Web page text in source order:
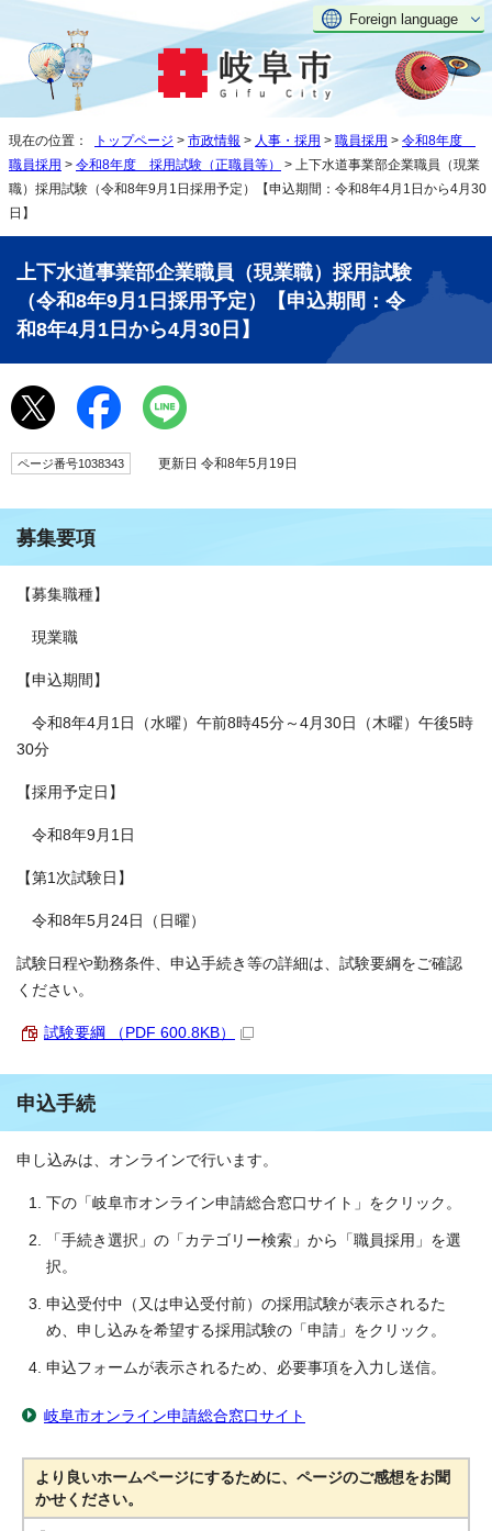
Foreign language
現在の位置： トップページ > 市政情報 > 人事・採用 > 職員採用 > 令和8年度
職員採用 > 令和8年度 採用試験（正職員等）
> 上下水道事業部企業職員（現業
職）採用試験（令和8年9月1日採用予定）【申込期間：令和8年4月1日から4月30
日】
上下水道事業部企業職員（現業職）採用試験
（令和8年9月1日採用予定）【申込期間：令
和8年4月1日から4月30日】
ページ番号1038343 更新日 令和8年5月19日
募集要項
【募集職種】
現業職
【申込期間】
令和8年4月1日（水曜）午前8時45分～4月30日（木曜）午後5時
30分
【採用予定日】
令和8年9月1日
【第1次試験日】
令和8年5月24日（日曜）
試験日程や勤務条件、申込手続き等の詳細は、試験要綱をご確認
ください。
試験要綱 （PDF 600.8KB）
申込手続
申し込みは、オンラインで行います。
下の「岐阜市オンライン申請総合窓口サイト」をクリック。
「手続き選択」の「カテゴリー検索」から「職員採用」を選
択。
申込受付中（又は申込受付前）の採用試験が表示されるた
め、申し込みを希望する採用試験の「申請」をクリック。
申込フォームが表示されるため、必要事項を入力し送信。
岐阜市オンライン申請総合窓口サイト
より良いホームページにするために、ページのご感想をお聞
かせください。